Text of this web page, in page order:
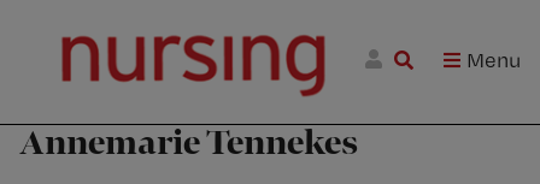
Menu
Annemarie Tennekes